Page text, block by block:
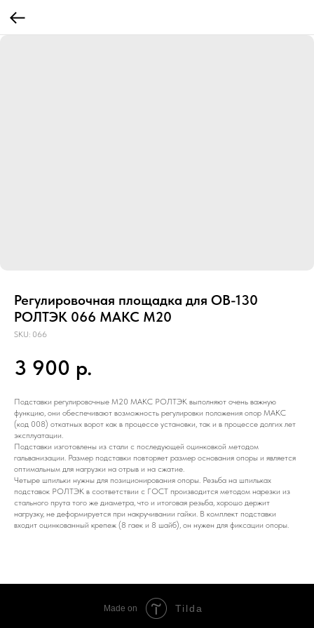
Регулировочная площадка для ОВ-130
РОЛТЭК 066 МАКС М20
SKU: 066
3 900 р.
Подставки регулировочные М20 МАКС РОЛТЭК выполняют очень важную
функцию, они обеспечивают возможность регулировки положения опор МАКС
(код 008) откатных ворот как в процессе установки, так и в процессе долгих лет
эксплуатации.
Подставки изготовлены из стали с последующей оцинковкой методом
гальванизации. Размер подставки повторяет размер основания опоры и является
оптимальным для нагрузки на отрыв и на сжатие.
Четыре шпильки нужны для позиционирования опоры. Резьба на шпильках
подставок РОЛТЭК в соответствии с ГОСТ производится методом нарезки из
стального прута того же диаметра, что и итоговая резьба, хорошо держит
нагрузку, не деформируется при накручивании гайки. В комплект подставки
входит оцинкованный крепеж (8 гаек и 8 шайб), он нужен для фиксации опоры.
Made on Tilda